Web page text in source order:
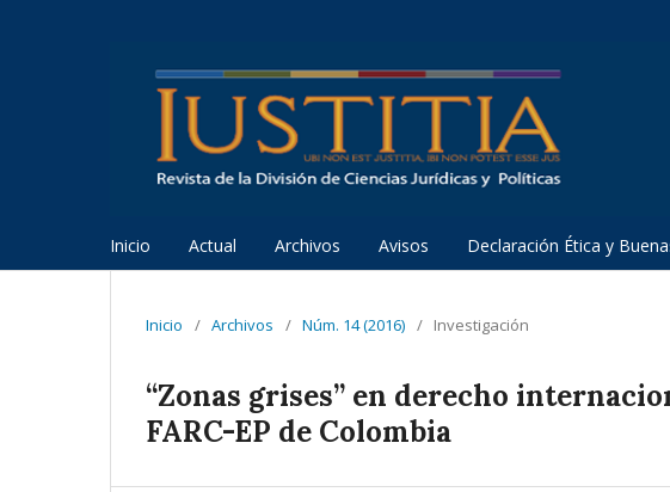
Inicio Actual Archivos Avisos Declaración Ética y
Inicio / Archivos / Núm. 14 (2016) / Investigación
“Zonas grises” en derecho
FARC-EP de Colombia